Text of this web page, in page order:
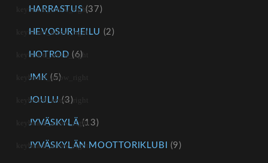
HARRASTUS (37)
HEVOSURHEILU (2)
HOTROD (6)
JMK (5)
JOULU (3)
JYVÄSKYLÄ(13)
JYVÄSKYLÄN MOOTTORIKLUBI (9)